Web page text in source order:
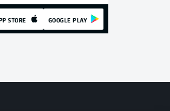
STORE GOOGLE PLAY